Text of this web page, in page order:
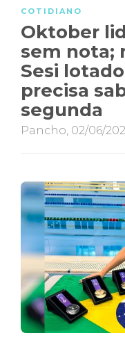
COTIDIANO
Oktober
sem nota;
Sesi
precisa
segunda
Pancho, 02/06/